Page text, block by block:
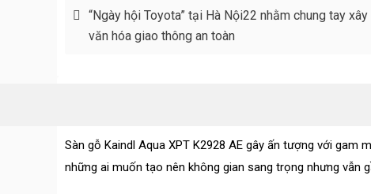
Sàn gỗ Kaindl Aqua XPT K2928 AE gây ấn tượng với
những ai muốn tạo nên không gian sang trọng nhưng vẫn